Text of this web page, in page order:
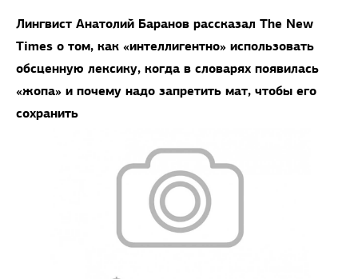
Лингвист Анатолий Баранов рассказал The New
Times о том, как «интеллигентно» использовать
обсценную лексику, когда в словарях появилась
«жопа» и почему надо запретить мат, чтобы его
сохранить